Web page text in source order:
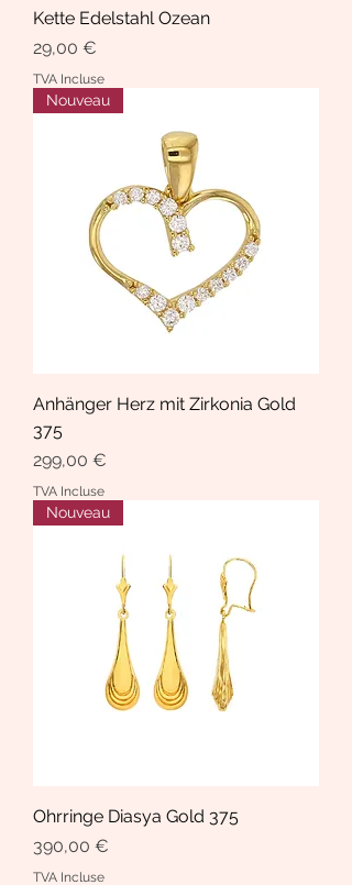
Kette Edelstahl Ozean
Prix
29,00 €
TVA Incluse
Nouveau
Anhänger Herz mit Zirkonia Gold
375
Prix
299,00 €
TVA Incluse
Nouveau
Ohrringe Diasya Gold 375
Prix
390,00 €
TVA Incluse